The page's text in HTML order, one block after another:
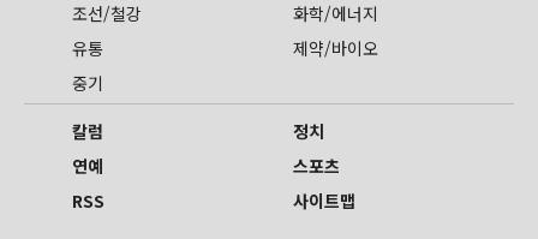
조선/철강
화학/에너지
유통
제약/바이오
중기
칼럼
정치
연예
스포츠
RSS
사이트맵